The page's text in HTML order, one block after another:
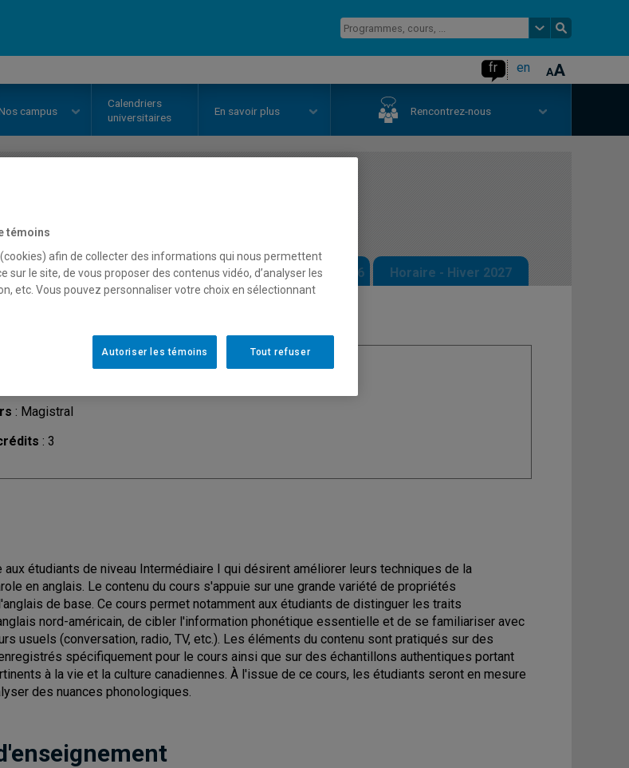
fr en
campus
Calendriers
universitaires
En savoir plus Rencontrez-nous
Horaire - Été 2026 Horaire - Automne 2026 Horaire - Hiver 2027
: Magistral
: 3
étudiants de niveau Intermédiaire I qui désirent améliorer leurs techniques de la
en anglais. Le contenu du cours s'appuie sur une grande variété de propriétés
de base. Ce cours permet notamment aux étudiants de distinguer les traits
nord-américain, de cibler l'information phonétique essentielle et de se familiariser avec
usuels (conversation, radio, TV, etc.). Les éléments du contenu sont pratiqués sur des
spécifiquement pour le cours ainsi que sur des échantillons authentiques portant
à la vie et la culture canadiennes. À l'issue de ce cours, les étudiants seront en mesure
des nuances phonologiques.
témoins
afin de collecter des informations qui nous permettent
sur le site, de vous proposer des contenus vidéo, d’analyser les
etc. Vous pouvez personnaliser votre choix en sélectionnant
Tout refuser
Autoriser les témoins